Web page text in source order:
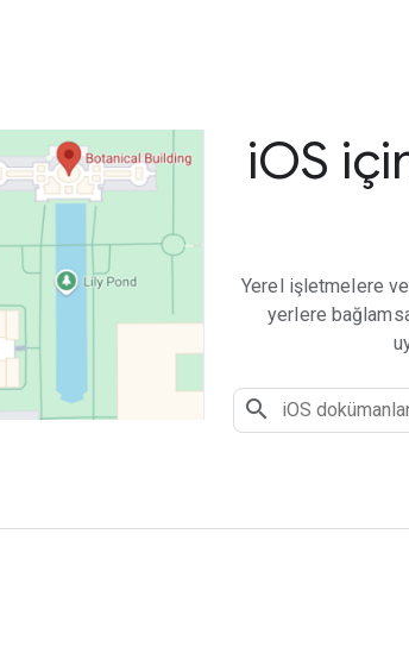
iOS
Yerel işletmelere ve
yerlere